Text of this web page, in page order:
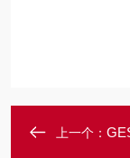
上一个：